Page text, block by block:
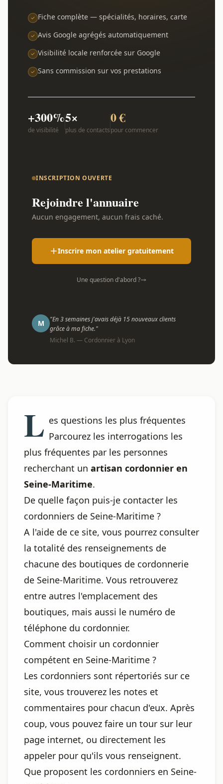
Fiche complète — spécialités, horaires, carte
Avis Google agrégés automatiquement
Visibilité locale renforcée sur Google
Sans commission sur vos prestations
+300%
de visibilité
5×
plus de contacts
0 €
pour commencer
INSCRIPTION OUVERTE
Rejoindre l'annuaire
Aucun engagement, aucun frais caché.
Inscrire mon atelier gratuitement
Une question d'abord ?
M
"En 3 semaines j'avais déjà 15 nouveaux clients
grâce à ma fiche."
Michel B. — Cordonnier à Lyon
L es questions les plus fréquentes
Parcourez les interrogations les
plus fréquentes par les personnes
recherchant un artisan cordonnier en
Seine-Maritime.
De quelle façon puis-je contacter les
cordonniers de Seine-Maritime ?
A l'aide de ce site, vous pourrez consulter
la totalité des renseignements de
chacune des boutiques de cordonnerie
de Seine-Maritime. Vous retrouverez
entre autres l'emplacement des
boutiques, mais aussi le numéro de
téléphone du cordonnier.
Comment choisir un cordonnier
compétent en Seine-Maritime ?
Les cordonniers sont répertoriés sur ce
site, vous trouverez les notes et
commentaires pour chacun d'eux. Après
coup, vous pouvez faire un tour sur leur
page internet, ou directement les
appeler pour qu'ils vous renseignent.
Que proposent les cordonniers en Seine-